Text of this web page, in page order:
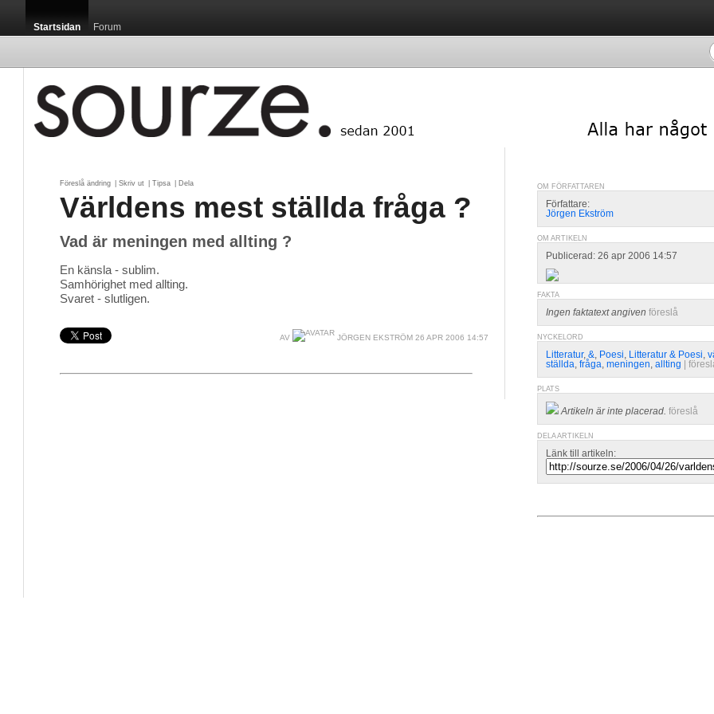
Startsidan Forum
Föreslå ändring Skriv ut Tipsa Dela
Världens mest ställda fråga ?
Vad är meningen med allting ?
En känsla - sublim.
Samhörighet med allting.
Svaret - slutligen.
AV JÖRGEN EKSTRÖM 26 APR 2006 14:57
OM FÖRFATTAREN
Författare:
Jörgen Ekström
OM ARTIKELN
Publicerad: 26 apr 2006 14:57
FAKTA
Ingen faktatext angiven föreslå
NYCKELORD
Litteratur, &, Poesi, Litteratur & Poesi,
ställda, fråga, meningen, allting
PLATS
Artikeln är inte placerad. föreslå
DELA ARTIKELN
Länk till artikeln: